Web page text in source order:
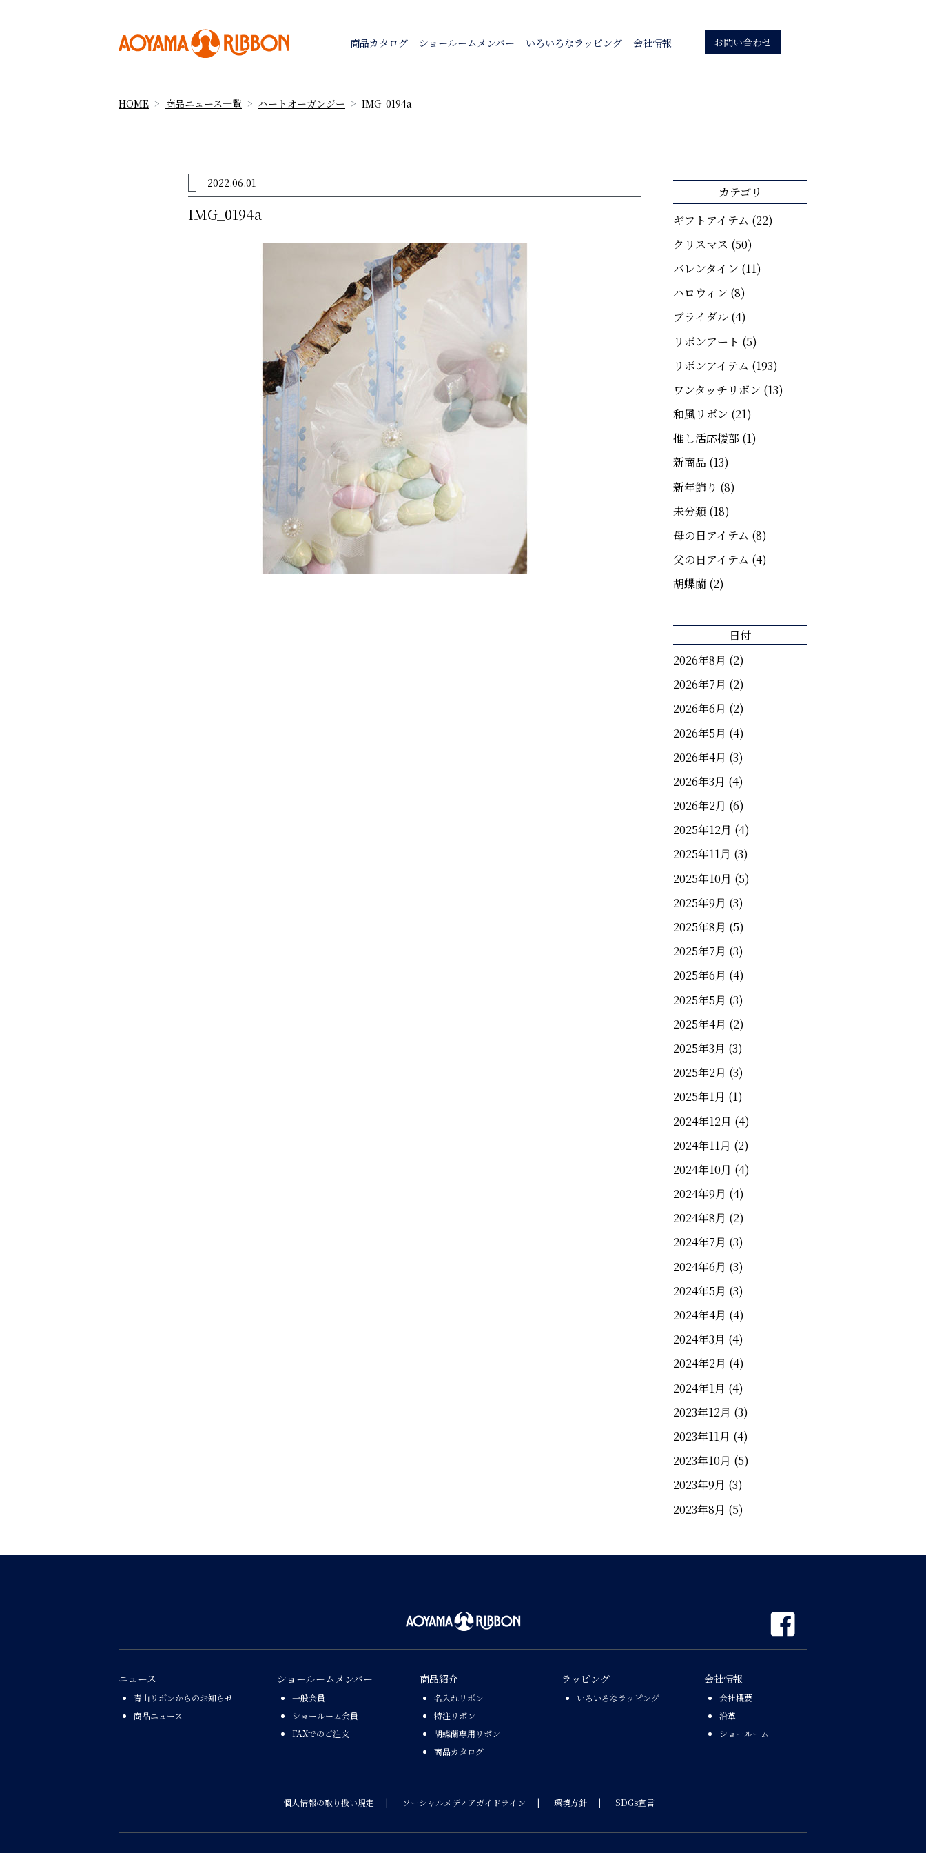
商品カタログ ショールームメンバー いろいろなラッピング 会社情報 お問い合わせ
HOME 商品ニュース一覧 ハートオーガンジー IMG_0194a
2022.06.01
IMG_0194a
カテゴリ
ギフトアイテム (22)
クリスマス (50)
バレンタイン (11)
ハロウィン (8)
ブライダル(4)
リボンアート (5)
リボンアイテム (193)
ワンタッチリボン (13)
和風リボン (21)
推し活応援部 (1)
新商品 (13)
新年飾り (8)
未分類(18)
母の日アイテム (8)
父の日アイテム (4)
胡蝶蘭(2)
日付
2026年8月 (2)
2026年7月 (2)
2026年6月 (2)
2026年5月 (4)
2026年4月 (3)
2026年3月 (4)
2026年2月 (6)
2025年12月 (4)
2025年11月 (3)
2025年10月 (5)
2025年9月 (3)
2025年8月 (5)
2025年7月 (3)
2025年6月 (4)
2025年5月 (3)
2025年4月 (2)
2025年3月 (3)
2025年2月 (3)
2025年1月 (1)
2024年12月 (4)
2024年11月 (2)
2024年10月 (4)
2024年9月 (4)
2024年8月 (2)
2024年7月 (3)
2024年6月 (3)
2024年5月 (3)
2024年4月 (4)
2024年3月 (4)
2024年2月 (4)
2024年1月 (4)
2023年12月 (3)
2023年11月 (4)
2023年10月 (5)
2023年9月 (3)
2023年8月 (5)
ニュース
青山リボンからのお知らせ
商品ニュース
ショールームメンバー
一般会員
ショールーム会員
FAXでのご注文
商品紹介
名入れリボン
特注リボン
胡蝶蘭専用リボン
商品カタログ
ラッピング
いろいろなラッピング
会社情報
会社概要
沿革
ショールーム
個人情報の取り扱い規定 ソーシャルメディアガイドライン 環境方針 SDGs宣言